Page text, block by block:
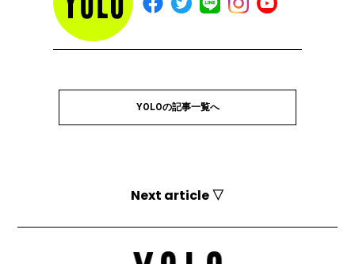
YOLOの記事一覧へ
Next article ▽